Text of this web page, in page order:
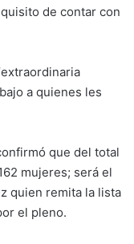
de contar con
a quienes les
que del total
mujeres; será el
quien remita la lista
el pleno.